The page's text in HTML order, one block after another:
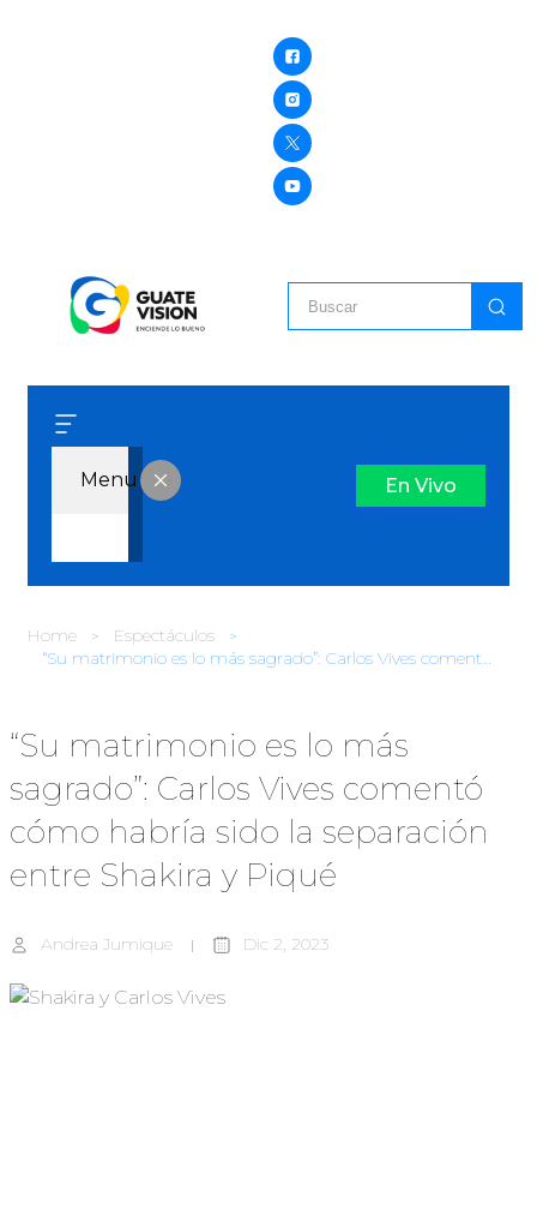
Menu En Vivo
Home
Espectáculos
“Su matrimonio es lo más sagrado”: Carlos Vives comentó cómo habría sido la separación entre Shakira y Piqué
“Su matrimonio es lo más
sagrado”: Carlos Vives comentó
cómo habría sido la separación
entre Shakira y Piqué
Andrea Jumique Dic 2, 2023